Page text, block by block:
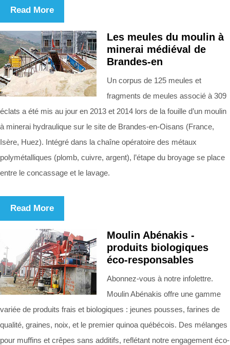
Read More
Les meules du moulin à
minerai médiéval de
Brandes-en
Un corpus de 125 meules et
fragments de meules associé à 309
éclats a été mis au jour en 2013 et 2014 lors de la fouille d’un moulin
à minerai hydraulique sur le site de Brandes-en-Oisans (France,
Isère, Huez). Intégré dans la chaîne opératoire des métaux
polymétalliques (plomb, cuivre, argent), l’étape du broyage se place
entre le concassage et le lavage.
Read More
Moulin Abénakis -
produits biologiques
éco-responsables
Abonnez-vous à notre infolettre.
Moulin Abénakis offre une gamme
variée de produits frais et biologiques : jeunes pousses, farines de
qualité, graines, noix, et le premier quinoa québécois. Des mélanges
pour muffins et crêpes sans additifs, reflétant notre engagement éco-